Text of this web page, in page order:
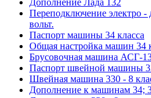
Дополнение Лада 132
Переподключение электро -
вольт.
Паспорт машины 34 класса
Общая настройка машин 34
Брусовочная машина АСГ-
Паспорт швейной машины
Швейная машина 330 - 8
Дополнение к машинам 34;